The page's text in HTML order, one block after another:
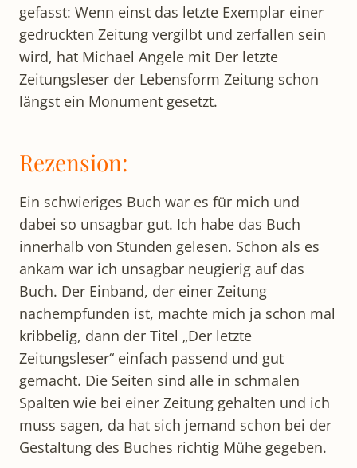
gefasst: Wenn einst das letzte Exemplar einer
gedruckten Zeitung vergilbt und zerfallen sein
wird, hat Michael Angele mit Der letzte
Zeitungsleser der Lebensform Zeitung schon
längst ein Monument gesetzt.
Rezension:
Ein schwieriges Buch war es für mich und
dabei so unsagbar gut. Ich habe das Buch
innerhalb von Stunden gelesen. Schon als es
ankam war ich unsagbar neugierig auf das
Buch. Der Einband, der einer Zeitung
nachempfunden ist, machte mich ja schon mal
kribbelig, dann der Titel „Der letzte
Zeitungsleser“ einfach passend und gut
gemacht. Die Seiten sind alle in schmalen
Spalten wie bei einer Zeitung gehalten und ich
muss sagen, da hat sich jemand schon bei der
Gestaltung des Buches richtig Mühe gegeben.